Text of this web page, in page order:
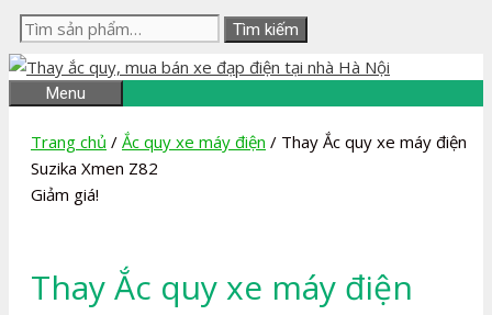
Tìm
kiếm:
Tìm kiếm
Menu
Trang chủ / Ắc quy xe máy điện / Thay Ắc quy xe máy điện
Suzika Xmen Z82
Giảm giá!
Thay Ắc quy xe máy điện